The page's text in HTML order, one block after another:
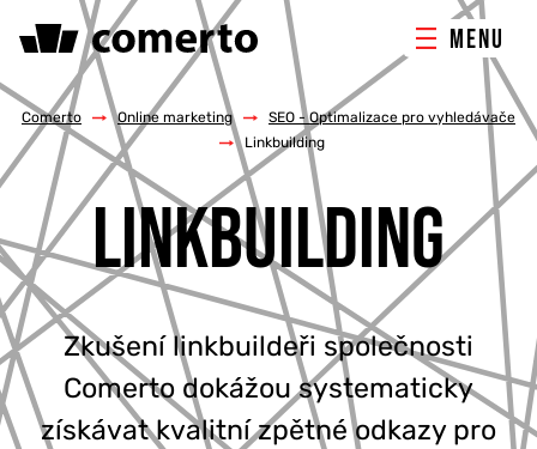
MENU
ONLINE MARKETING
TVORBA WEBU
PORADENSTVÍ & ŠKOLENÍ
REFERENCE
O NÁS
Comerto / Online marketing /
SEO - Optimalizace pro vyhledávače
/
Linkbuilding
LINKBUILDING
Zkušení linkbuildeři společnosti
Comerto dokážou systematicky
získávat kvalitní zpětné odkazy pro